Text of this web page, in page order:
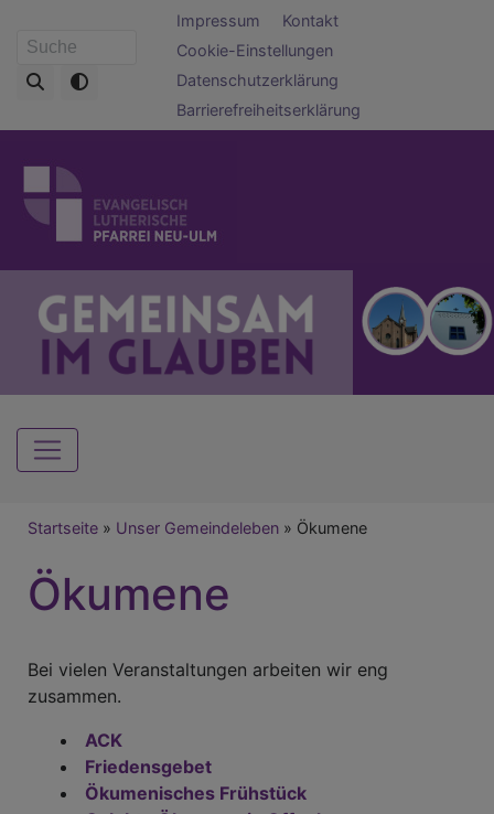
zum
Suche
Fußbereichsmenü
Impressum
Kontakt
Cookie-Einstellungen
Datenschutzerklärung
Barrierefreiheitserklärung
Hauptnavigation
Breadcrumb
Startseite Unser Gemeindeleben Ökumene
Ökumene
Bei vielen Veranstaltungen arbeiten wir eng
zusammen.
ACK
Friedensgebet
Ökumenisches Frühstück